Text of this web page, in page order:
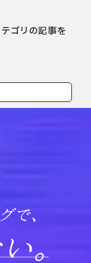
ゴリの記事を
で、
。